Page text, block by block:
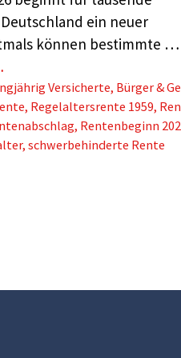
ein neuer
können bestimmte …
Versicherte, Bürger &
, Regelaltersrente 1959,
, Rentenbeginn
, schwerbehinderte Rente